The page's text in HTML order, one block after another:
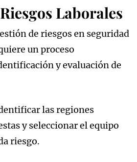
Laborales
de riesgos en seguridad
un proceso
y evaluación de
las regiones
y seleccionar el equipo
riesgo.